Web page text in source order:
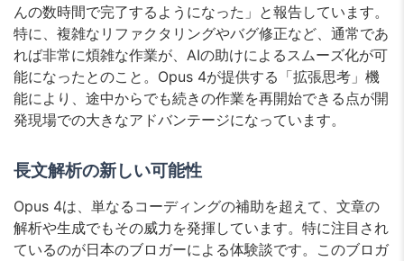
んの数時間で完了するようになった」と報告しています。
特に、複雑なリファクタリングやバグ修正など、通常であ
れば非常に煩雑な作業が、AIの助けによるスムーズ化が可
能になったとのこと。Opus 4が提供する「拡張思考」機
能により、途中からでも続きの作業を再開始できる点が開
発現場での大きなアドバンテージになっています。
長文解析の新しい可能性
Opus 4は、単なるコーディングの補助を超えて、文章の
解析や生成でもその威力を発揮しています。特に注目され
ているのが日本のブロガーによる体験談です。このブロガ